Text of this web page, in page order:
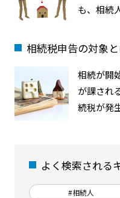
も、相続
相続税申告の対象
相続が開
が課され
続税が発
よく検索される
#相続人